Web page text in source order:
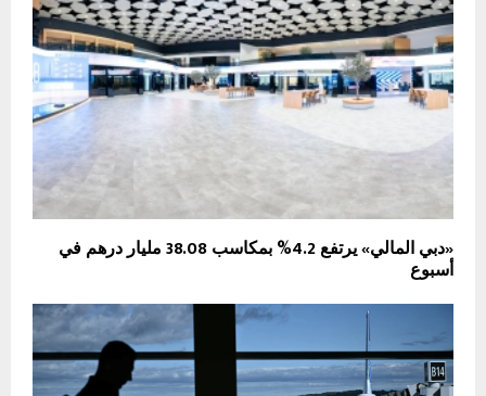
«دبي المالي» يرتفع 4.2% بمكاسب 38.08 مليار درهم في
أسبوع